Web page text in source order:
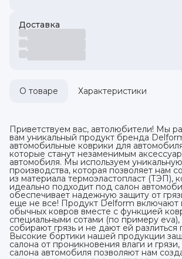
Доставка
О товаре Характеристики
Приветствуем вас, автолюбители! Мы
вам уникальный продукт бренда
автомобильные коврики для
которые станут незаменимым
автомобиля. Мы используем
производства, которая позволяет нам
из материала термоэластопласт (ТЭП),
идеально подходит под салон
обеспечивает надежную защиту от
еще не все! Продукт Delform включают
обычных ковров вместе с функцией
специальными сотами (по примеру eva),
собирают грязь и не дают ей разлиться
Высокие бортики нашей продукции
салона от проникновения влаги и
салона автомобиля позволяют нам